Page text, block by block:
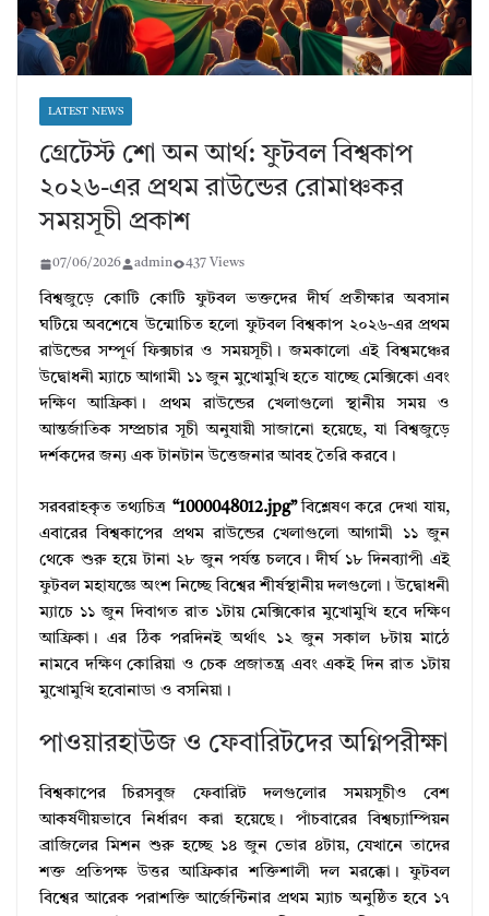
LATEST NEWS
গ্রেটেস্ট শো অন আর্থ: ফুটবল বিশ্বকাপ
২০২৬-এর প্রথম রাউন্ডের রোমাঞ্চকর
সময়সূচী প্রকাশ
07/06/2026 admin 437 Views
বিশ্বজুড়ে কোটি কোটি ফুটবল ভক্তদের দীর্ঘ প্রতীক্ষার অবসান
ঘটিয়ে অবশেষে উন্মোচিত হলো ফুটবল বিশ্বকাপ ২০২৬-এর প্রথম
রাউন্ডের সম্পূর্ণ ফিক্সচার ও সময়সূচী। জমকালো এই বিশ্বমঞ্চের
উদ্বোধনী ম্যাচে আগামী ১১ জুন মুখোমুখি হতে যাচ্ছে মেক্সিকো এবং
দক্ষিণ আফ্রিকা। প্রথম রাউন্ডের খেলাগুলো স্থানীয় সময় ও
আন্তর্জাতিক সম্প্রচার সূচী অনুযায়ী সাজানো হয়েছে, যা বিশ্বজুড়ে
দর্শকদের জন্য এক টানটান উত্তেজনার আবহ তৈরি করবে।
সরবরাহকৃত তথ্যচিত্র “1000048012.jpg”বিশ্লেষণ করে দেখা যায়,
এবারের বিশ্বকাপের প্রথম রাউন্ডের খেলাগুলো আগামী ১১ জুন
থেকে শুরু হয়ে টানা ২৮ জুন পর্যন্ত চলবে। দীর্ঘ ১৮ দিনব্যাপী এই
ফুটবল মহাযজ্ঞে অংশ নিচ্ছে বিশ্বের শীর্ষস্থানীয় দলগুলো। উদ্বোধনী
ম্যাচে ১১ জুন দিবাগত রাত ১টায় মেক্সিকোর মুখোমুখি হবে দক্ষিণ
আফ্রিকা। এর ঠিক পরদিনই অর্থাৎ ১২ জুন সকাল ৮টায় মাঠে
নামবে দক্ষিণ কোরিয়া ও চেক প্রজাতন্ত্র এবং একই দিন রাত ১টায়
মুখোমুখি হবোনাডা ও বসনিয়া।
পাওয়ারহাউজ ও ফেবারিটদের অগ্নিপরীক্ষা
বিশ্বকাপের চিরসবুজ ফেবারিট দলগুলোর সময়সূচীও বেশ
আকর্ষণীয়ভাবে নির্ধারণ করা হয়েছে। পাঁচবারের বিশ্বচ্যাম্পিয়ন
ব্রাজিলের মিশন শুরু হচ্ছে ১৪ জুন ভোর ৪টায়, যেখানে তাদের
শক্ত প্রতিপক্ষ উত্তর আফ্রিকার শক্তিশালী দল মরক্কো। ফুটবল
বিশ্বের আরেক পরাশক্তি আর্জেন্টিনার প্রথম ম্যাচ অনুষ্ঠিত হবে ১৭